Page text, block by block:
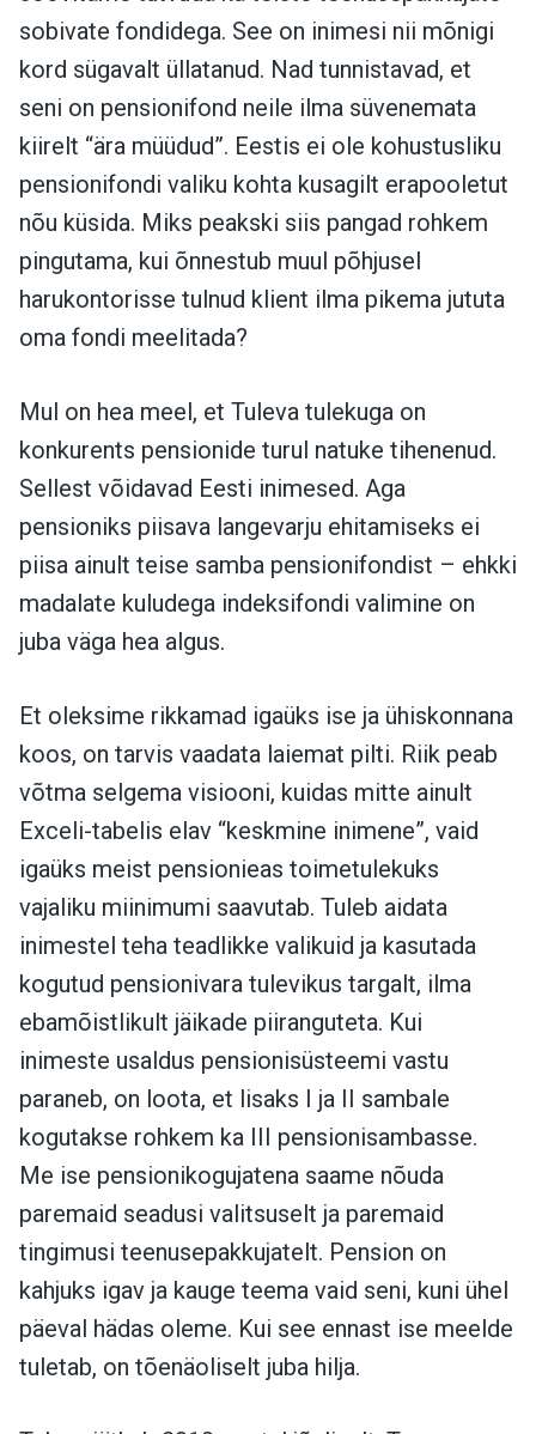
sobivate fondidega. See on inimesi nii mõnigi
kord sügavalt üllatanud. Nad tunnistavad, et
seni on pensionifond neile ilma süvenemata
kiirelt “ära müüdud”. Eestis ei ole kohustusliku
pensionifondi valiku kohta kusagilt erapooletut
nõu küsida. Miks peakski siis pangad rohkem
pingutama, kui õnnestub muul põhjusel
harukontorisse tulnud klient ilma pikema jututa
oma fondi meelitada?
Mul on hea meel, et Tuleva tulekuga on
konkurents pensionide turul natuke tihenenud.
Sellest võidavad Eesti inimesed. Aga
pensioniks piisava langevarju ehitamiseks ei
piisa ainult teise samba pensionifondist – ehkki
madalate kuludega indeksifondi valimine on
juba väga hea algus.
Et oleksime rikkamad igaüks ise ja ühiskonnana
koos, on tarvis vaadata laiemat pilti. Riik peab
võtma selgema visiooni, kuidas mitte ainult
Exceli-tabelis elav “keskmine inimene”, vaid
igaüks meist pensionieas toimetulekuks
vajaliku miinimumi saavutab. Tuleb aidata
inimestel teha teadlikke valikuid ja kasutada
kogutud pensionivara tulevikus targalt, ilma
ebamõistlikult jäikade piiranguteta. Kui
inimeste usaldus pensionisüsteemi vastu
paraneb, on loota, et lisaks I ja II sambale
kogutakse rohkem ka III pensionisambasse.
Me ise pensionikogujatena saame nõuda
paremaid seadusi valitsuselt ja paremaid
tingimusi teenusepakkujatelt. Pension on
kahjuks igav ja kauge teema vaid seni, kuni ühel
päeval hädas oleme. Kui see ennast ise meelde
tuletab, on tõenäoliselt juba hilja.